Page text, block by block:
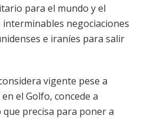
para el mundo y el
negociaciones
e iraníes para salir
vigente pese a
el Golfo, concede a
precisa para poner a